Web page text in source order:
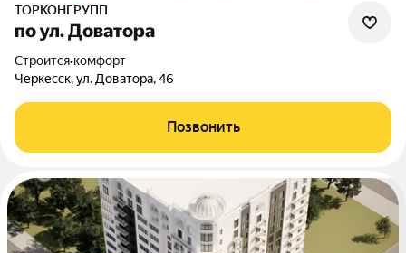
ТОРКОНГРУПП
по ул. Доватора
Строится•комфорт
Черкесск, ул. Доватора, 46
Позвонить